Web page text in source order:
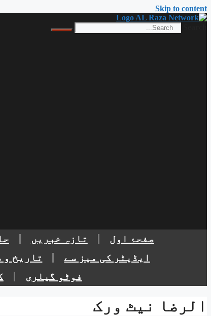
Skip to content
صفحۂ اول تازہ خبریں
ایڈیٹر کی میز سے
تاریخ و
فوٹو گیلری
الرضا نیٹ ورک